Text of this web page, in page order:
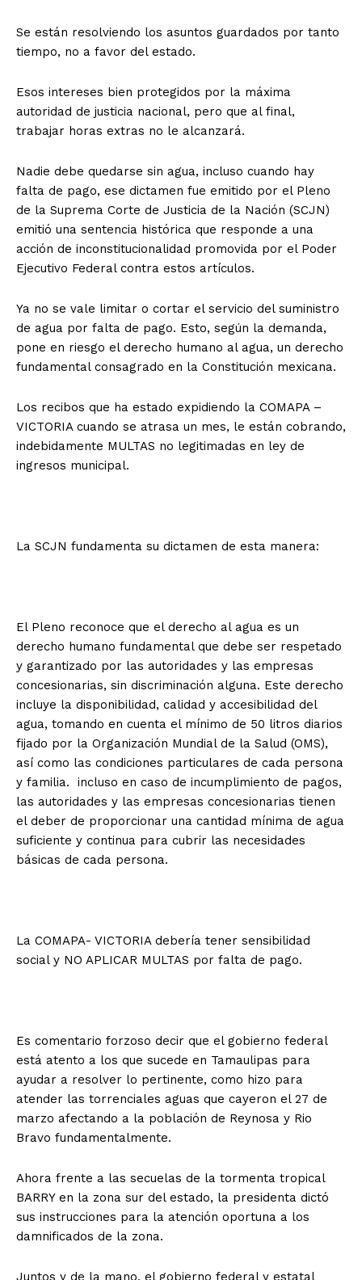
Se están resolviendo los asuntos guardados por tanto
tiempo, no a favor del estado.
Esos intereses bien protegidos por la máxima
autoridad de justicia nacional, pero que al final,
trabajar horas extras no le alcanzará.
Nadie debe quedarse sin agua, incluso cuando hay
falta de pago, ese dictamen fue emitido por el Pleno
de la Suprema Corte de Justicia de la Nación (SCJN)
emitió una sentencia histórica que responde a una
acción de inconstitucionalidad promovida por el Poder
Ejecutivo Federal contra estos artículos.
Ya no se vale limitar o cortar el servicio del suministro
de agua por falta de pago. Esto, según la demanda,
pone en riesgo el derecho humano al agua, un derecho
fundamental consagrado en la Constitución mexicana.
Los recibos que ha estado expidiendo la COMAPA –
VICTORIA cuando se atrasa un mes, le están cobrando,
indebidamente MULTAS no legitimadas en ley de
ingresos municipal.
La SCJN fundamenta su dictamen de esta manera:
El Pleno reconoce que el derecho al agua es un
derecho humano fundamental que debe ser respetado
y garantizado por las autoridades y las empresas
concesionarias, sin discriminación alguna. Este derecho
incluye la disponibilidad, calidad y accesibilidad del
agua, tomando en cuenta el mínimo de 50 litros diarios
fijado por la Organización Mundial de la Salud (OMS),
así como las condiciones particulares de cada persona
y familia. incluso en caso de incumplimiento de pagos,
las autoridades y las empresas concesionarias tienen
el deber de proporcionar una cantidad mínima de agua
suficiente y continua para cubrir las necesidades
básicas de cada persona.
La COMAPA- VICTORIA debería tener sensibilidad
social y NO APLICAR MULTAS por falta de pago.
Es comentario forzoso decir que el gobierno federal
está atento a los que sucede en Tamaulipas para
ayudar a resolver lo pertinente, como hizo para
atender las torrenciales aguas que cayeron el 27 de
marzo afectando a la población de Reynosa y Rio
Bravo fundamentalmente.
Ahora frente a las secuelas de la tormenta tropical
BARRY en la zona sur del estado, la presidenta dictó
sus instrucciones para la atención oportuna a los
damnificados de la zona.
Juntos y de la mano, el gobierno federal y estatal